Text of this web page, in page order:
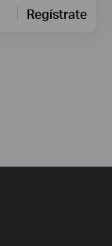
Regístrate